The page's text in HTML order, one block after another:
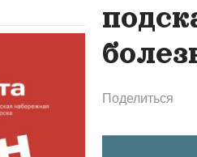
Поделиться